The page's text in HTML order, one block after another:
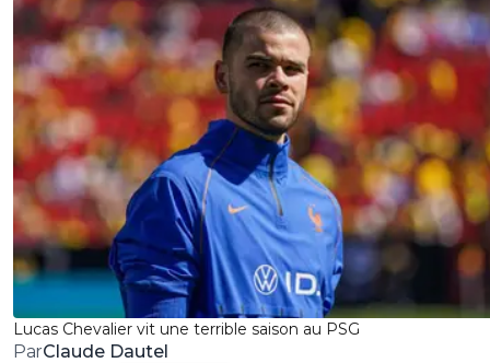
Lucas Chevalier vit une terrible saison au PSG
ParClaude Dautel